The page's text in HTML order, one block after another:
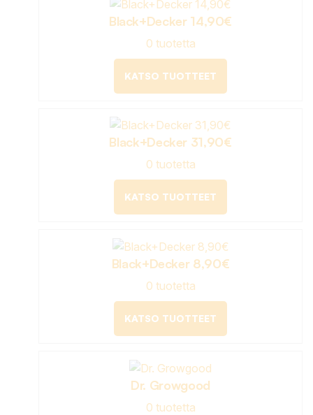
Black+Decker 14,90€
0 tuotetta
KATSO TUOTTEET
Black+Decker 31,90€
0 tuotetta
KATSO TUOTTEET
Black+Decker 8,90€
0 tuotetta
KATSO TUOTTEET
Dr. Growgood
0 tuotetta